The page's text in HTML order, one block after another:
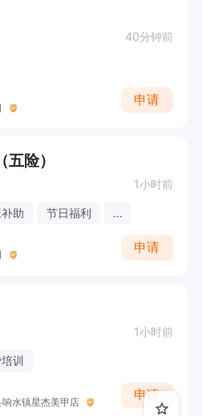
40分钟前
申请
险）
1小时前
助 节日福利 ...
申请
1小时前
训
响水镇星杰美甲店
申请